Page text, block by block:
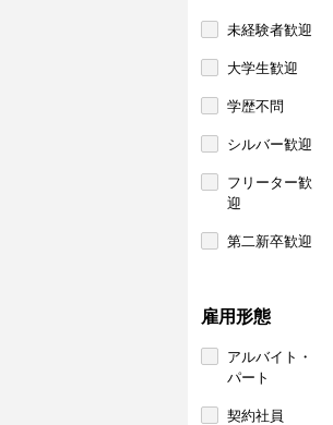
未経験者歓迎
大学生歓迎
学歴不問
シルバー歓迎
フリーター歓
迎
第二新卒歓迎
雇用形態
アルバイト・
パート
契約社員